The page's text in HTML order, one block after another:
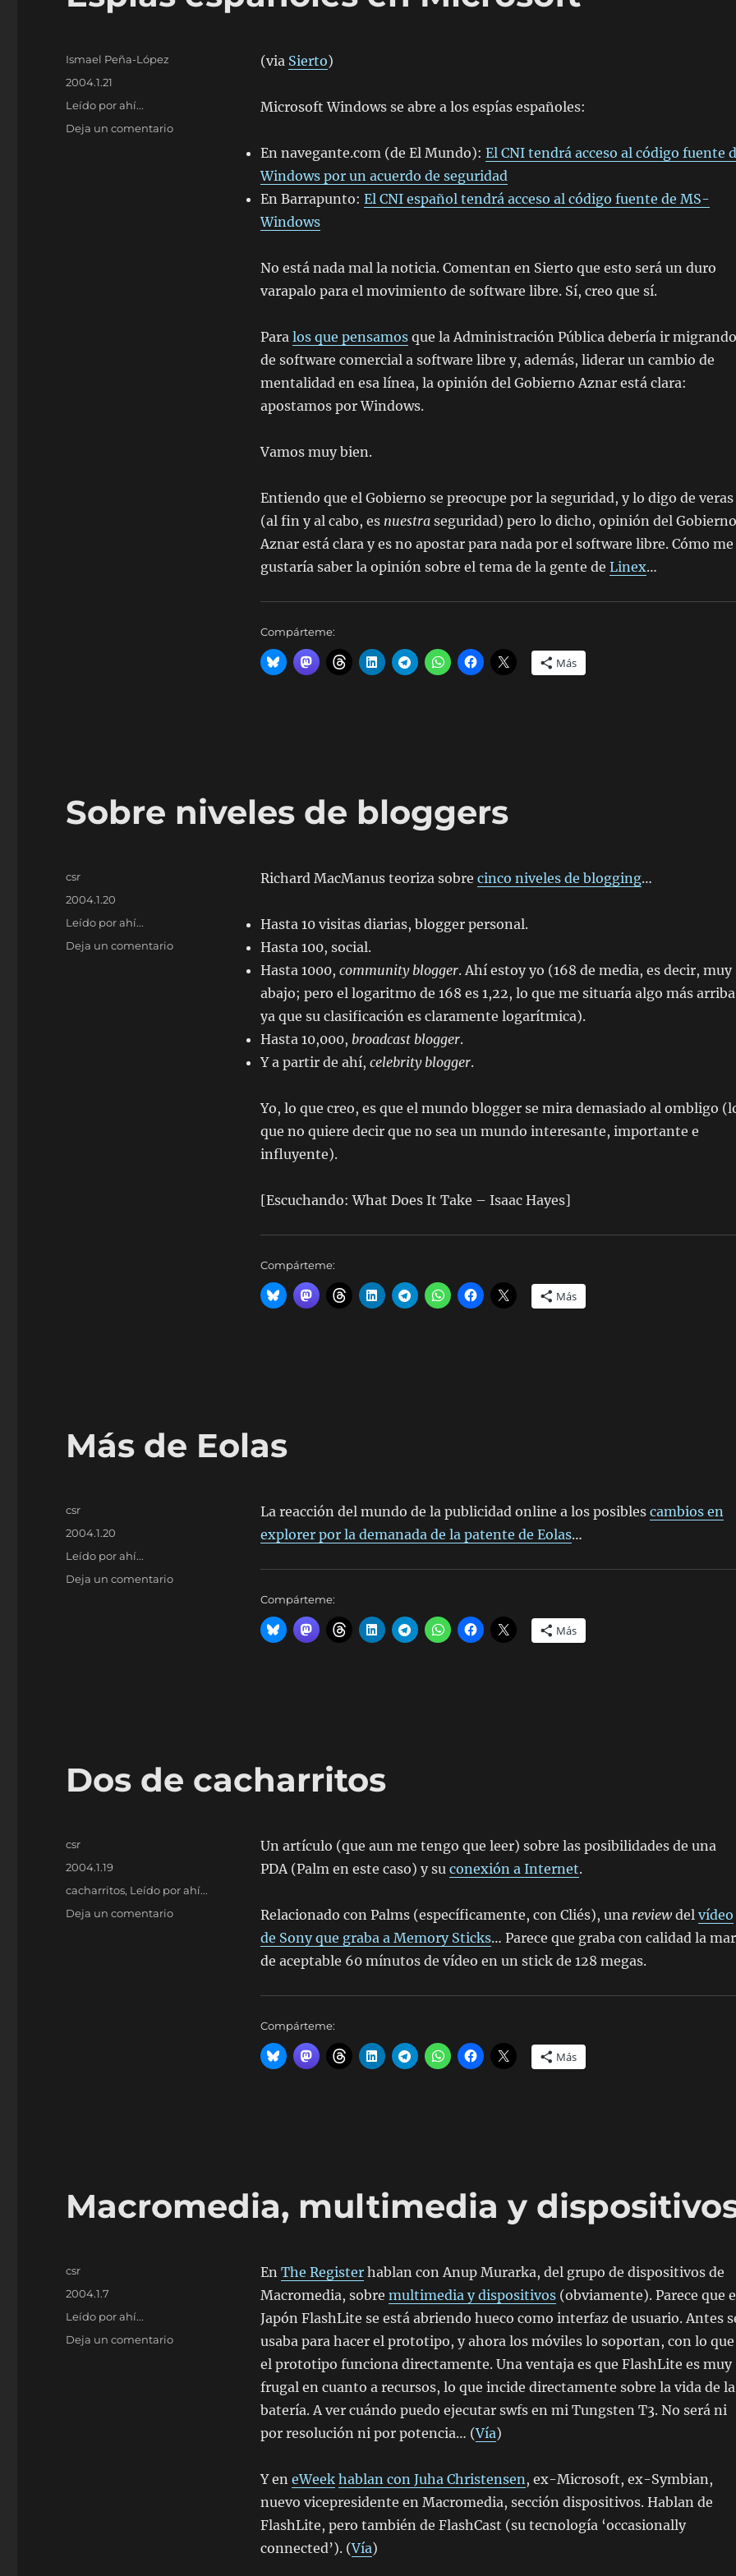
(via Sierto)
Microsoft Windows se abre a los espías españoles:
En navegante.com (de El Mundo): El CNI tendrá acceso al código fuente
Windows por un acuerdo de seguridad
En Barrapunto: El CNI español tendrá acceso al código fuente de MS-
Windows
No está nada mal la noticia. Comentan en Sierto que esto será un duro
varapalo para el movimiento de software libre. Sí, creo que sí.
Para los que pensamosque la Administración Pública debería ir migrando
de software comercial a software libre y, además, liderar un cambio de
mentalidad en esa línea, la opinión del Gobierno Aznar está clara:
apostamos por Windows.
Vamos muy bien.
Entiendo que el Gobierno se preocupe por la seguridad, y lo digo de veras
(al fin y al cabo, es nuestraseguridad) pero lo dicho, opinión del Gobierno
Aznar está clara y es no apostar para nada por el software libre. Cómo me
gustaría saber la opinión sobre el tema de la gente de Linex…
Compárteme:
Más
Autor
Ismael Peña-López
Publicado
2004.1.21
Categorías
Leído por ahí...
Deja un comentarioen
Sobre niveles de bloggers
Richard MacManus teoriza sobre cinco niveles de blogging…
Hasta 10 visitas diarias, blogger personal.
Hasta 100, social.
Hasta 1000, community blogger. Ahí estoy yo (168 de media, es decir, muy
abajo; pero el logaritmo de 168 es 1,22, lo que me situaría algo más
ya que su clasificación es claramente logarítmica).
Hasta 10,000, broadcast blogger.
Y a partir de ahí, celebrity blogger.
Yo, lo que creo, es que el mundo blogger se mira demasiado al ombligo
que no quiere decir que no sea un mundo interesante, importante e
influyente).
[Escuchando: What Does It Take – Isaac Hayes]
Compárteme:
Más
Autor
csr
Publicado
2004.1.20
Categorías
Leído por ahí...
Deja un comentarioen
Más de Eolas
La reacción del mundo de la publicidad online a los posibles cambios en
explorer por la demanada de la patente de Eolas…
Compárteme:
Más
Autor
csr
Publicado
2004.1.20
Categorías
Leído por ahí...
Deja un comentarioen
Dos de cacharritos
Un artículo (que aun me tengo que leer) sobre las posibilidades de una
PDA (Palm en este caso) y su conexión a Internet.
Relacionado con Palms (específicamente, con Cliés), una reviewdel vídeo
de Sony que graba a Memory Sticks… Parece que graba con calidad la mar
de aceptable 60 mínutos de vídeo en un stick de 128 megas.
Compárteme:
Más
Autor
csr
Publicado
2004.1.19
Categorías
cacharritos, Leído por ahí...
Deja un comentarioen
Macromedia, multimedia y
En The Registerhablan con Anup Murarka, del grupo de dispositivos de
Macromedia, sobre multimedia y dispositivos(obviamente). Parece que
Japón FlashLite se está abriendo hueco como interfaz de usuario. Antes
usaba para hacer el prototipo, y ahora los móviles lo soportan, con lo que
el prototipo funciona directamente. Una ventaja es que FlashLite es muy
frugal en cuanto a recursos, lo que incide directamente sobre la vida de la
batería. A ver cuándo puedo ejecutar swfs en mi Tungsten T3. No será ni
por resolución ni por potencia… (Vía)
Y en eWeek hablan con Juha Christensen, ex-Microsoft, ex-Symbian,
nuevo vicepresidente en Macromedia, sección dispositivos. Hablan de
FlashLite, pero también de FlashCast (su tecnología ‘occasionally
connected’). (Vía)
Autor
csr
Publicado
2004.1.7
Categorías
Leído por ahí...
Deja un comentarioen